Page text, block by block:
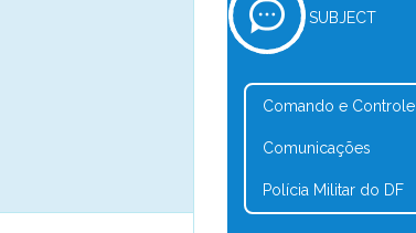
SUBJECT
Comando e Controle
Comunicações
Polícia Militar do DF